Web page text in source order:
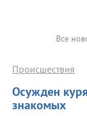
Все
Осужден
знакомых
Происшествия